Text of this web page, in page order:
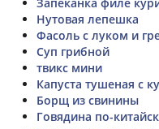
Нутовая лепешка
Фасоль с луком и
Суп грибной
твикс мини
Капуста тушеная с
Борщ из свинины
Говядина по-